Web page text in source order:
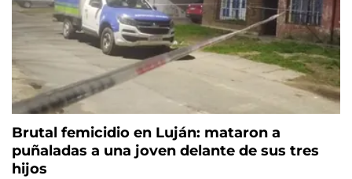
Brutal femicidio en Luján: mataron a
puñaladas a una joven delante de sus tres
hijos